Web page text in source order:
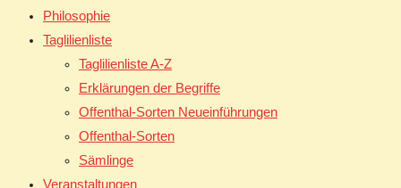
Philosophie
Taglilienliste
Taglilienliste A-Z
Erklärungen der Begriffe
Offenthal-Sorten Neueinführungen
Offenthal-Sorten
Sämlinge
Veranstaltungen